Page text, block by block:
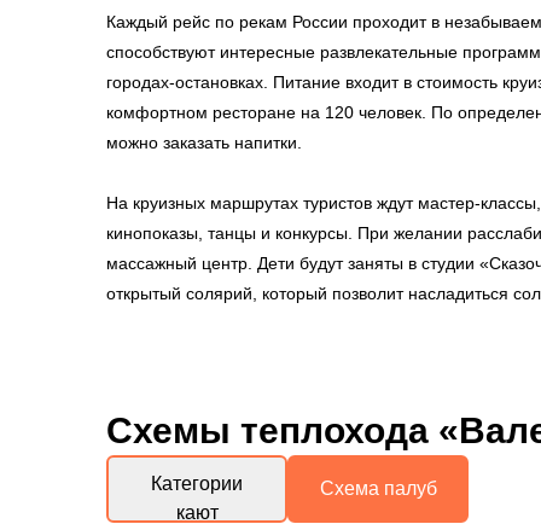
Каждый рейс по рекам России проходит в
способствуют интересные развлекательные
городах-остановках. Питание входит в стоимость
комфортном ресторане на 120 человек. По
можно заказать напитки.
На круизных маршрутах туристов ждут мастер-
кинопоказы, танцы и конкурсы. При желании
массажный центр. Дети будут заняты в студии
открытый солярий, который позволит насладиться
Схемы теплохода
Категории
кают
Схема палуб